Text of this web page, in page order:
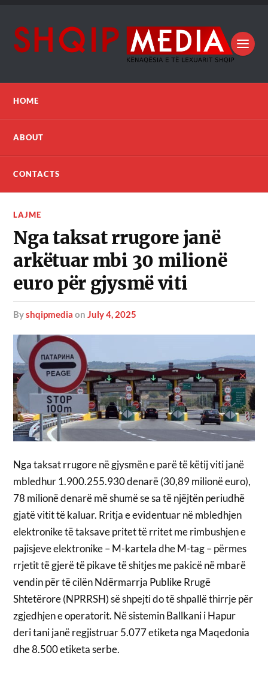
HOME
ABOUT
CONTACTS
LAJME
Nga taksat rrugore janë
arkëtuar mbi 30 milionë
euro për gjysmë viti
byshqipmedia onJuly 4, 2025
Nga taksat rrugore në gjysmën e parë të këtij viti janë
mbledhur 1.900.255.930 denarë (30,89 milionë euro),
78 milionë denarë më shumë se sa të njëjtën periudhë
gjatë vitit të kaluar. Rritja e evidentuar në mbledhjen
elektronike të taksave pritet të rritet me rimbushjen e
pajisjeve elektronike – M-kartela dhe M-tag – përmes
rrjetit të gjerë të pikave të shitjes me pakicë në mbarë
vendin për të cilën Ndërmarrja Publike Rrugë
Shtetërore (NPRRSH) së shpejti do të shpallë thirrje për
zgjedhjen e operatorit. Në sistemin Ballkani i Hapur
deri tani janë regjistruar 5.077 etiketa nga Maqedonia
dhe 8.500 etiketa serbe.